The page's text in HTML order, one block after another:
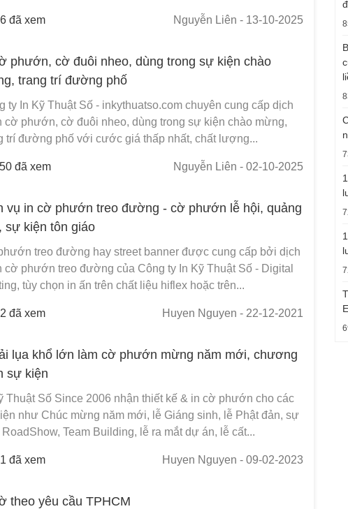
đã xem Nguyễn Liên - 13-10-2025
phướn, cờ đuôi nheo, dùng trong sự kiện chào
trang trí đường phố
ty In Kỹ Thuật Số - inkythuatso.com chuyên cung cấp dịch
cờ phướn, cờ đuôi nheo, dùng trong sự kiện chào mừng,
trí đường phố với cước giá thấp nhất, chất lượng...
đã xem Nguyễn Liên - 02-10-2025
vụ in cờ phướn treo đường - cờ phướn lễ hội, quảng
sự kiện tôn giáo
treo đường hay street banner được cung cấp bởi dịch
cờ phướn treo đường của Công ty In Kỹ Thuật Số - Digital
tùy chọn in ấn trên chất liệu hiflex hoặc trên...
đã xem Huyen Nguyen - 22-12-2021
lụa khổ lớn làm cờ phướn mừng năm mới, chương
sự kiện
Thuật Số Since 2006 nhận thiết kế & in cờ phướn cho các
như Chúc mừng năm mới, lễ Giáng sinh, lễ Phật đản, sự
RoadShow, Team Building, lễ ra mắt dự án, lễ cất...
đã xem Huyen Nguyen - 09-02-2023
theo yêu cầu TPHCM